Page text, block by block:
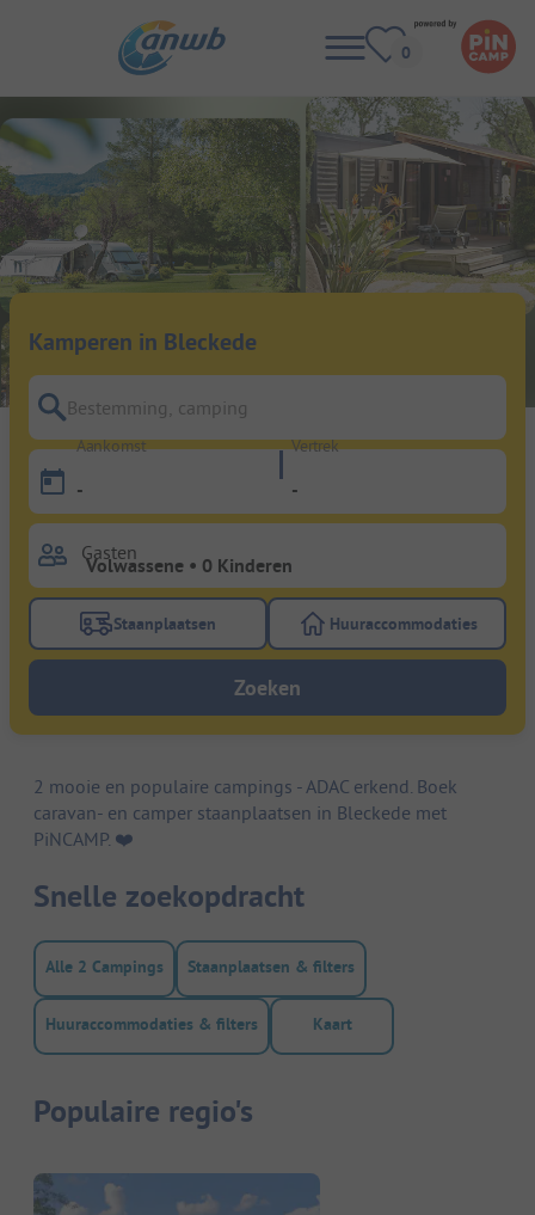
Kamperen in Bleckede
Bestemming, camping
Aankomst
-
Vertrek
-
Gasten
Gebruik de filterknop staanplaatsen om te zoeken
Staanplaatsen Gebruik de
Huuraccommodaties
Zoeken
2 mooie en populaire campings - ADAC erkend. Boek
caravan- en camper staanplaatsen in Bleckede met
PiNCAMP. ❤️️
Snelle zoekopdracht
Alle 2 Campings Staanplaatsen & filters
Huuraccommodaties & filters Kaart
Populaire regio's